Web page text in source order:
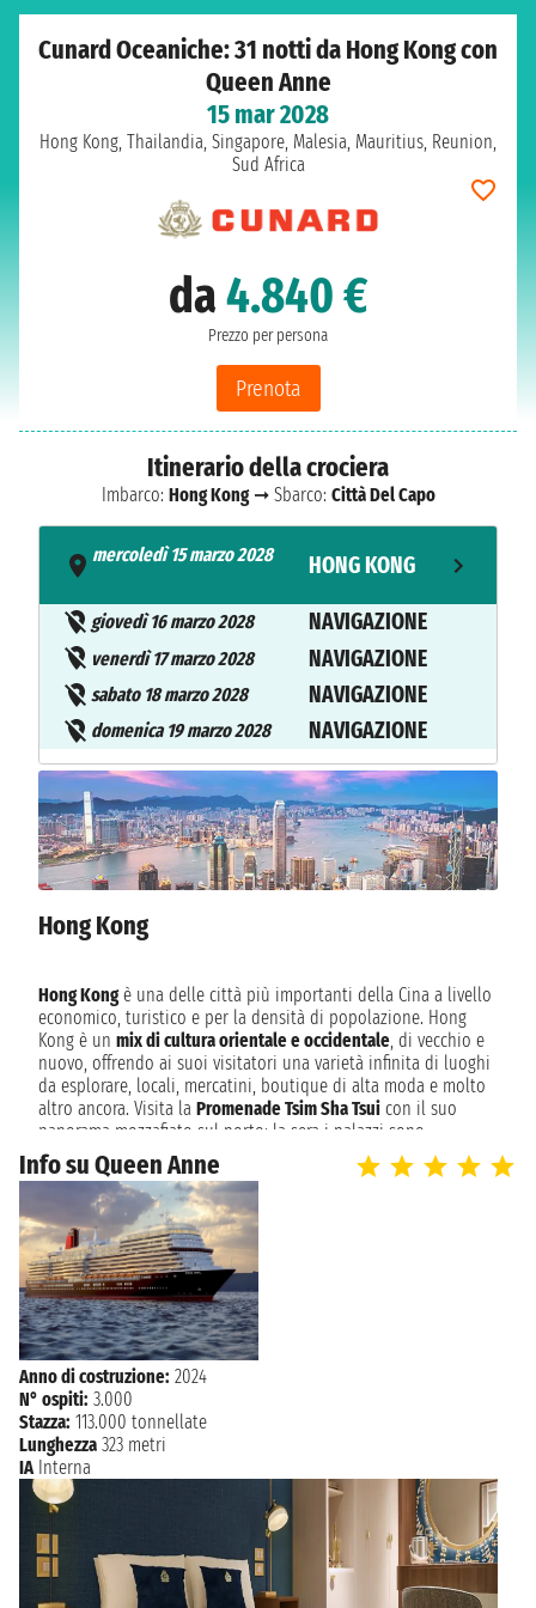
Cunard Oceaniche: 31 notti da Hong Kong con
Queen Anne
15 mar 2028
Hong Kong, Thailandia, Singapore, Malesia, Mauritius, Reunion,
Sud Africa
da4.840 €
Prezzo per persona
Prenota
Itinerario della crociera
Imbarco: Hong Kong➞ Sbarco: Città Del Capo
mercoledì 15 marzo 2028
HONG KONG
giovedì 16 marzo 2028 NAVIGAZIONE
venerdì 17 marzo 2028 NAVIGAZIONE
sabato 18 marzo 2028 NAVIGAZIONE
domenica 19 marzo 2028 NAVIGAZIONE
lunedì 20 marzo 2028
n.d. - n.d.
BANGKOK
martedì 21 marzo 2028
n.d. - n.d.
BANGKOK
mercoledì 22 marzo 2028
giovedì 23 marzo 2028 NAVIGAZIONE
venerdì 24 marzo 2028
n.d. - n.d.
SINGAPORE
sabato 25 marzo 2028
SINGAPORE
domenica 26 marzo 2028
n.d. - n.d.
lunedì 27 marzo 2028
n.d. - n.d.
martedì 28 marzo 2028
mercoledì 29 marzo 2028
giovedì 30 marzo 2028
venerdì 31 marzo 2028
sabato 1 aprile 2028 NAVIGAZIONE
NAVIGAZIONE
lunedì 3 aprile 2028 NAVIGAZIONE
martedì 4 aprile 2028
Hong Kong
Hong Kongè una delle città più importanti della Cina a livello
economico, turistico e per la densità di popolazione. Hong
Kong è un mix di cultura orientale e occidentale, di vecchio e
nuovo, offrendo ai suoi visitatori una varietà infinita di luoghi
da esplorare, locali, mercatini, boutique di alta moda e molto
altro ancora. Visita la Promenade Tsim Sha Tsui con il suo
panorama mozzafiato sul porto: la sera i palazzi sono
illuminati e offrono un vero e proprio spettacolo. Se ti
allontani dai grattacieli caratteristici della città e sei in cerca
di luoghi più tranquilli, puoi spostarti a
affollata d’estate, per fare una passeggiata rilassante e per
disintossicarvi dal traffico e dalla frenesia tipica delle grandi
metropoli. Molte dellecrociere in Oriente
Hong Kong e ti portano in Vietnam, Cambogia,
Singapore, per scoprire alcuni tra i luoghi più esotici al
mondo. Puoi visitare il lontano oriente a bordo delle navi
Royal Caribbean, Norwegian Cruise Line, Silversea e molte altre.
Hong Kong (cinese: 香港, Xiānggǎngpinyin; letteralmente
"Porto profumato") è una delle due regioni amministrative
speciali della Repubblica popolare cinese insieme a Macao. Si
trova sulla costa meridionale della Cina tra il delta del Fiume
delle Perle e il Mar Cinese Meridionale. La città è famosa per la
sua preponderante skyline e il profondo porto naturale. Con
una superficie di 1.104 km2 e una popolazione di sette milioni
di persone, Hong Kong è una delle aree più densamente
popolate del mondo. Il 95% della popolazione di Hong Kong è
Info su Queen Anne
Anno di costruzione: 2024
N° ospiti: 3.000
Stazza: 113.000 tonnellate
Lunghezza 323 metri
IA Interna